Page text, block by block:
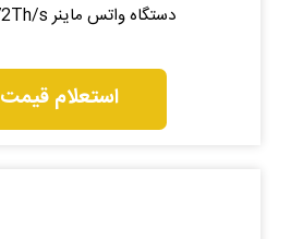
دستگاه واتس ماینر M60 172Th/s
استعلام قیمت